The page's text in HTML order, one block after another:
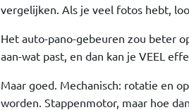
vergelijken. Als je veel fotos hebt,
Het auto-pano-gebeuren zou beter
aan-wat past, en dan kan je VEEL
Maar goed. Mechanisch: rotatie en
worden. Stappenmotor, maar hoe